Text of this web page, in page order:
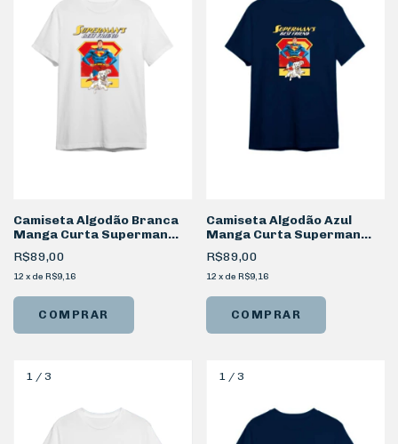
Camiseta Algodão Branca
Manga Curta Superman
BFF
R$89,00
12 x de R$9,16
COMPRAR
Camiseta Algodão Azul
Manga Curta Superman
BFF
R$89,00
12 x de R$9,16
COMPRAR
1 / 3 1 / 3